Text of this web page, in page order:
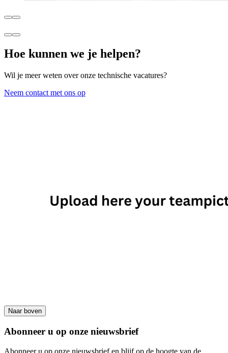
Hoe kunnen we je helpen?
Wil je meer weten over onze technische vacatures?
Neem contact met ons op
Naar boven
Abonneer u op onze nieuwsbrief
Abonneer u op onze nieuwsbrief en blijf op de hoogte van de